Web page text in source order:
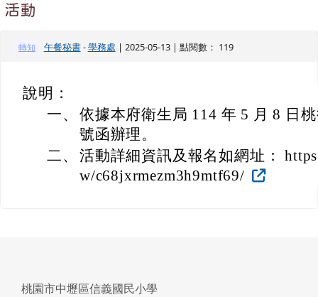
活動
轉知 午餐秘書-學務處 | 2025-05-13 | 點閱數： 119
說明：
一、 依據本府衛生局 114 年 5 月 8 日
號函辦理。
二、 活動詳細資訊及報名如網址：
w/c68jxrmezm3h9mtf69/
桃園市中壢區信義國民小學